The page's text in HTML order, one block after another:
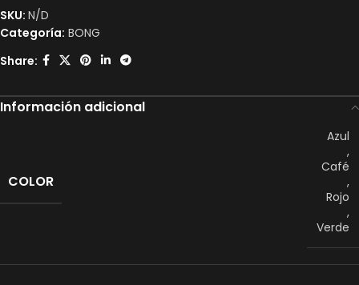
SKU: N/D
Categoría: BONG
Share:
Información adicional
COLOR
Azul
,
Café
,
Rojo
,
Verde